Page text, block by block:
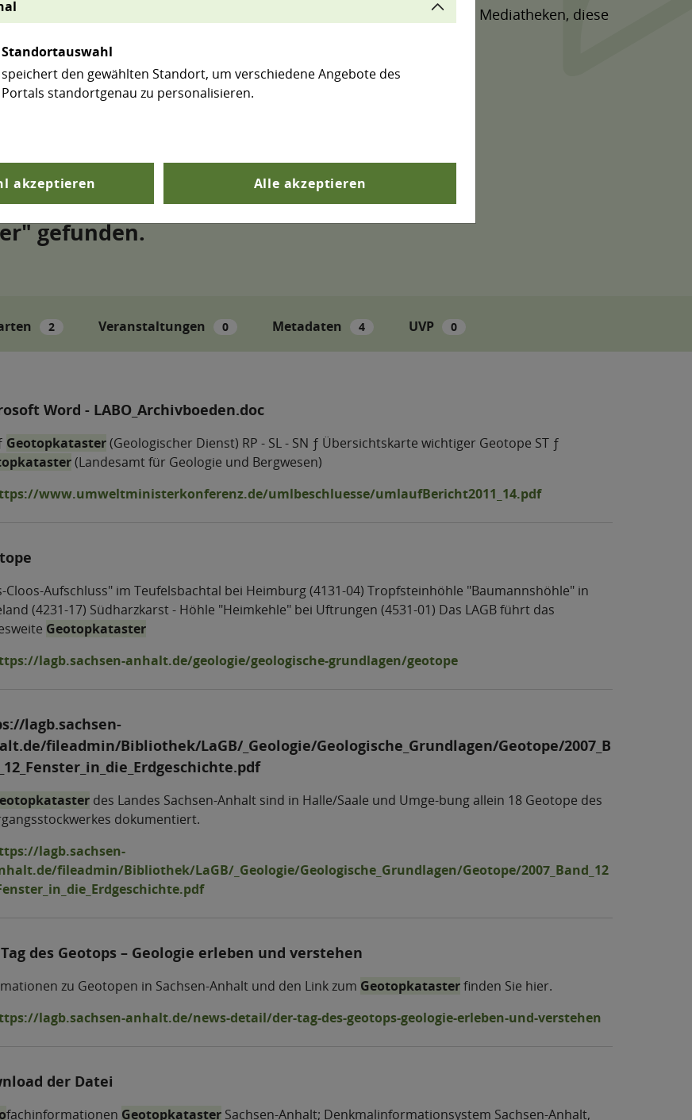
Bereits vorgefiltert sind Kartendarstellungen und die Produkte aus Mediatheken, diese
2 Veranstaltungen 0 Metadaten 4 UVP 0
Standortauswahl
speichert den gewählten Standort, um verschiedene Angebote des
Portals standortgenau zu personalisieren.
akzeptieren Alle akzeptieren